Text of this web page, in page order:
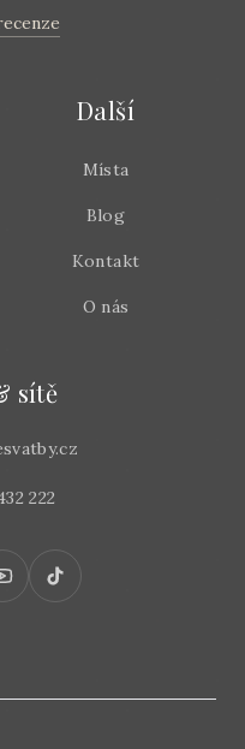
Další
Místa
Blog
Kontakt
O nás
sítě
222